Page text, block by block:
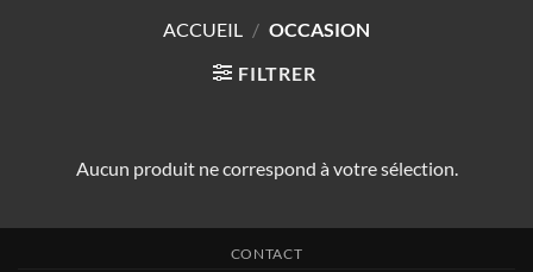
ACCUEIL / OCCASION
FILTRER
Aucun produit ne correspond à votre sélection.
CONTACT